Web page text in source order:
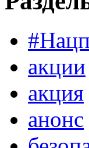
акции
акция
анонс